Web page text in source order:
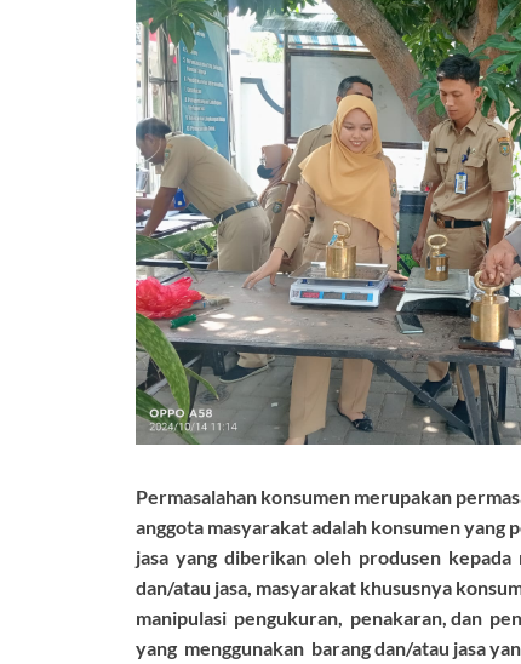
Permasalahan konsumen merupakan
anggota masyarakat adalah konsumen
jasa yang diberikan oleh produsen kepada
dan/atau jasa, masyarakat khususnya
manipulasi pengukuran, penakaran, dan
yang menggunakan barang dan/atau jasa